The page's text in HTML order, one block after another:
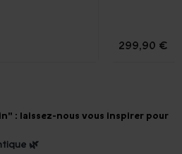
299,90 €
: laissez-nous vous inspirer pour
🌿